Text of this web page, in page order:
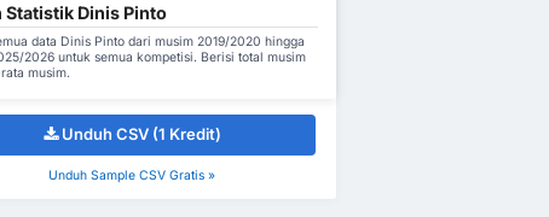
Statistik Dinis Pinto
data Dinis Pinto dari musim 2019/2020 hingga
2026 untuk semua kompetisi. Berisi total musim
musim.
Unduh CSV (1 Kredit)
Unduh Sample CSV Gratis »